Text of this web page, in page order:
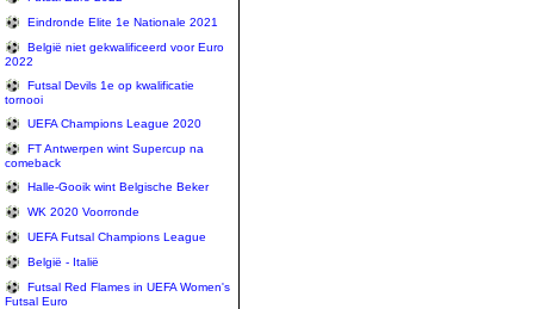
Eindronde Elite 1e Nationale 2021
België niet gekwalificeerd voor Euro
2022
Futsal Devils 1e op kwalificatie
tornooi
UEFA Champions League 2020
FT Antwerpen wint Supercup na
comeback
Halle-Gooik wint Belgische Beker
WK 2020 Voorronde
UEFA Futsal Champions League
België - Italië
Futsal Red Flames in UEFA Women's
Futsal Euro